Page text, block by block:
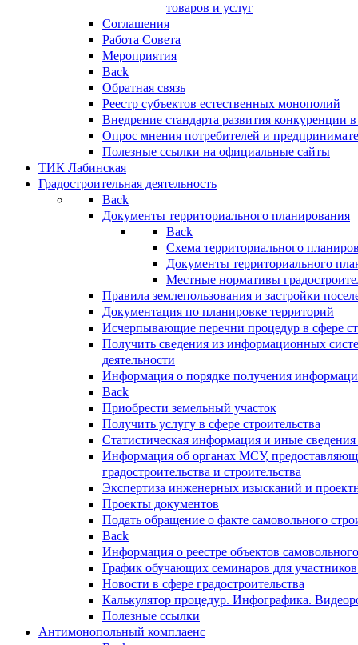
товаров и услуг
Соглашения
Работа Совета
Мероприятия
Back
Обратная связь
Реестр субъектов естественных монополий
Внедрение стандарта развития конкуренции
Опрос мнения потребителей и
Полезные ссылки на официальные сайты
ТИК Лабинская
Градостроительная деятельность
Back
Документы территориального планирования
Back
Схема территориального
Документы территориального
Местные нормативы
Правила землепользования и застройки
Документация по планировке территорий
Исчерпывающие перечни процедур в сфере
Получить сведения из информационных
деятельности
Информация о порядке получения
Back
Приобрести земельный участок
Получить услугу в сфере строительства
Статистическая информация и иные сведения
Информация об органах МСУ,
градостроительства и строительства
Экспертиза инженерных изысканий и
Проекты документов
Подать обращение о факте самовольного
Back
Информация о реестре объектов
График обучающих семинаров для участников
Новости в сфере градостроительства
Калькулятор процедур. Инфографика.
Полезные ссылки
Антимонопольный комплаенс